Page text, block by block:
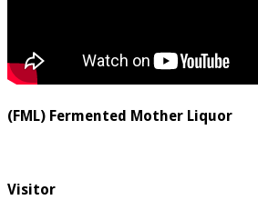
(FML) Fermented Mother Liquor
Visitor